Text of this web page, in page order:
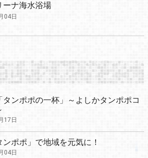
ーナ海水浴場
04日
タンポポの一杯」～よしかタンポポコ
17日
ンポポ」で地域を元気に！
04日